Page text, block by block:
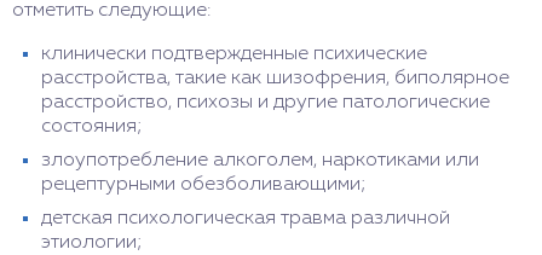
отметить следующие:
клинически подтвержденные психические
расстройства, такие как шизофрения, биполярное
расстройство, психозы и другие патологические
состояния;
злоупотребление алкоголем, наркотиками или
рецептурными обезболивающими;
детская психологическая травма различной
этиологии;